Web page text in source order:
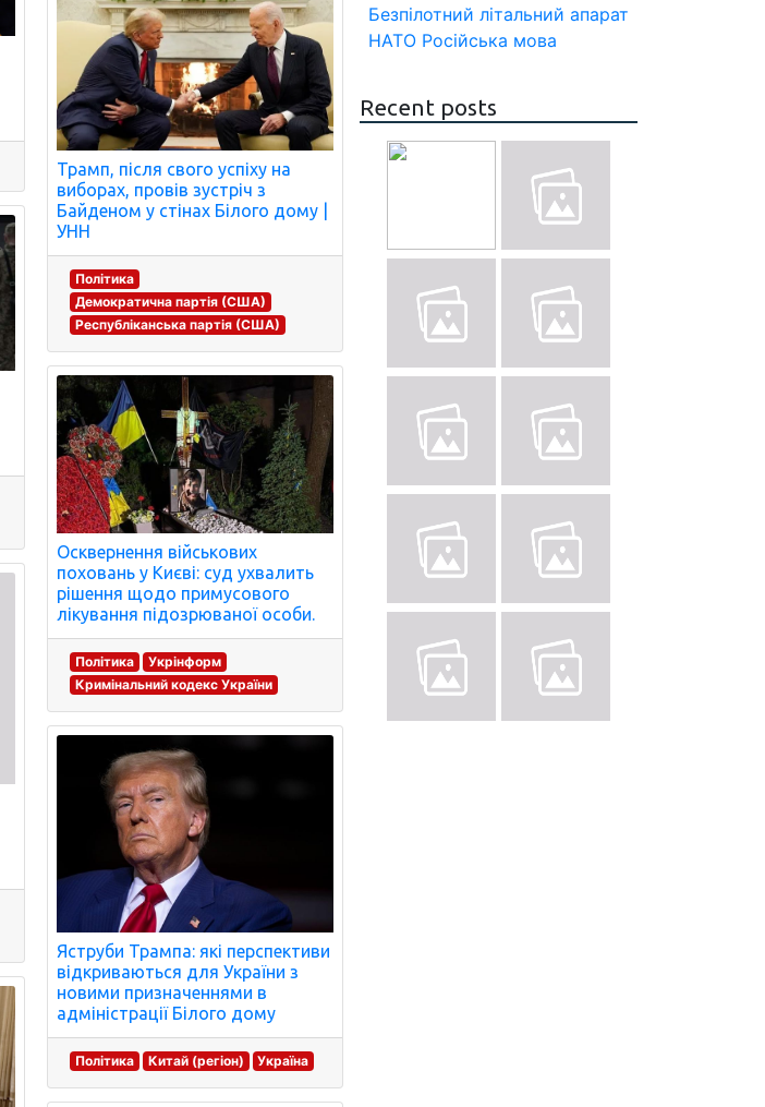
Трамп, після свого успіху на
виборах, провів зустріч з
Байденом у стінах Білого дому |
УНН
Політика
Демократична партія (США)
Республіканська партія (США)
Осквернення військових
поховань у Києві: суд ухвалить
рішення щодо примусового
лікування підозрюваної особи.
Політика
Укрінформ
Кримінальний кодекс України
Яструби Трампа: які перспективи
відкриваються для України з
новими призначеннями в
адміністрації Білого дому
Політика Китай (регіон) Україна
Безпілотний літальний апарат
НАТО Російська мова
Recent posts